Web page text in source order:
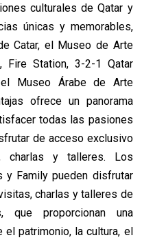
culturales de Qatar y
únicas y memorables,
Catar, el Museo de Arte
Fire Station, 3-2-1 Qatar
Museo Árabe de Arte
ofrece un panorama
todas las pasiones
de acceso exclusivo
charlas y talleres. Los
y Family pueden disfrutar
charlas y talleres de
que proporcionan una
el patrimonio, la cultura, el